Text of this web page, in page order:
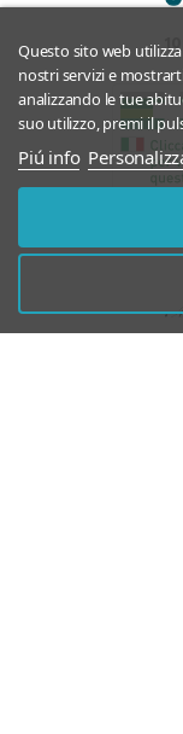
Questo sito web
nostri servizi e
analizzando le tue
suo utilizzo, premi il
Piú info